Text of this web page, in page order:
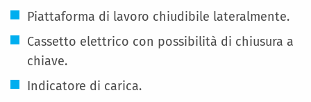
Piattaforma di lavoro chiudibile lateralmente.
Cassetto elettrico con possibilità di chiusura a
chiave.
Indicatore di carica.